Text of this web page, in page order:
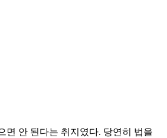
면 안 된다는 취지였다. 당연히 법을